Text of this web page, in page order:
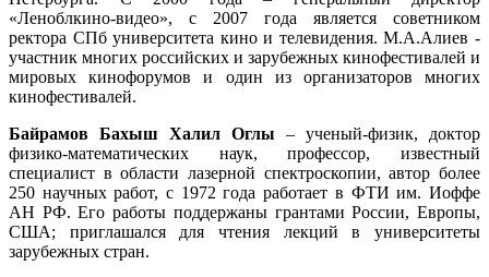
«Леноблкино-видео», с 2007 года является советником
ректора СПб университета кино и телевидения. М.А.Алиев -
участник многих российских и зарубежных кинофестивалей и
мировых кинофорумов и один из организаторов многих
кинофестивалей.
Байрамов Бахыш Халил Оглы – ученый-физик, доктор
физико-математических наук, профессор, известный
специалист в области лазерной спектроскопии, автор более
250 научных работ, с 1972 года работает в ФТИ им. Иоффе
АН РФ. Его работы поддержаны грантами России, Европы,
США; приглашался для чтения лекций в университеты
зарубежных стран.